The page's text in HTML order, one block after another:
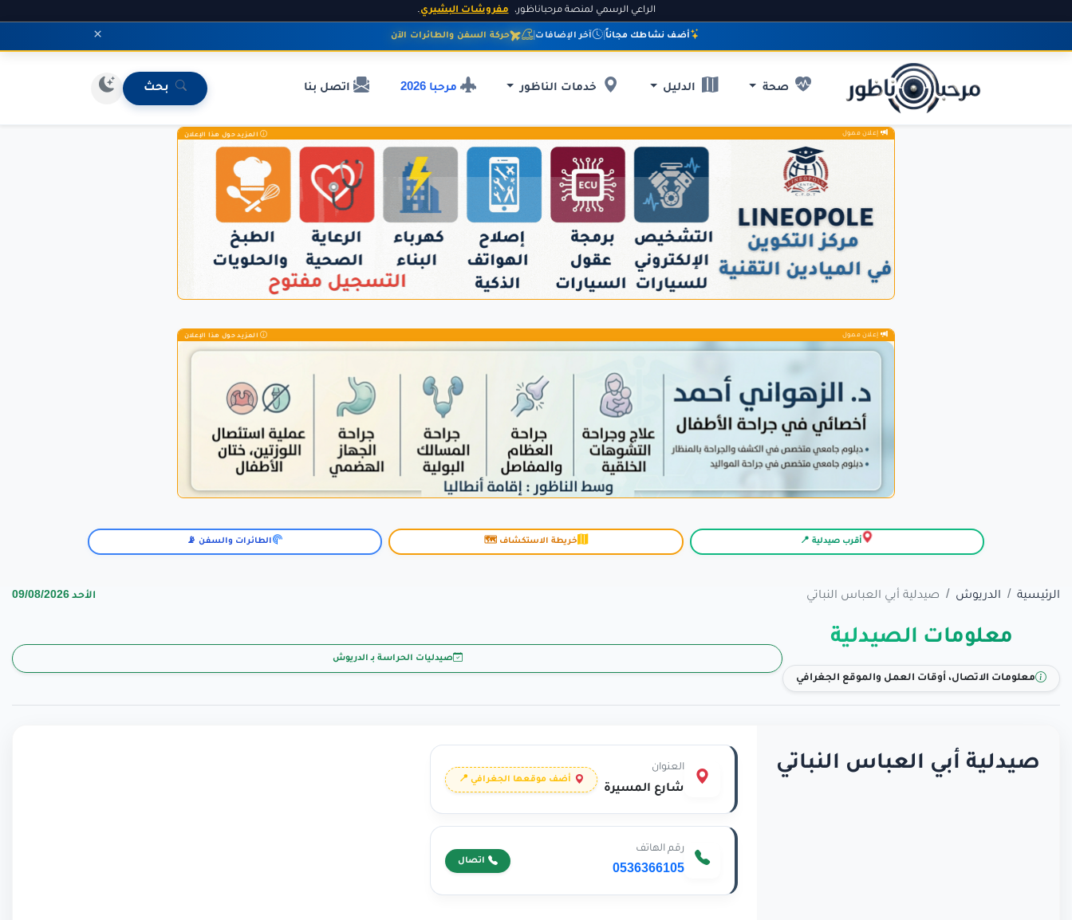
الراعي الرسمي لمنصة مرحباناظور، مفروشات البشيري.
أضف نشاطك مجاناً | آخر الإضافات | حركة السفن والطائرات الآن ×
صحة الدليل خدمات الناظور مرحبا 2026 اتصل بنا بحث
إعلان ممول المزيد حول هذا الإعلان
إعلان ممول المزيد حول هذا الإعلان
أقرب صيدلية 📍 خريطة الاستكشاف 🗺️ الطائرات والسفن 📡
الرئيسية الدريوش صيدلية أبي العباس النباتي الأحد 09/08/2026
معلومات الصيدلية
معلومات الاتصال، أوقات العمل والموقع الجغرافي
صيدليات الحراسة بـ الدريوش
صيدلية أبي العباس النباتي العنوان
شارع المسيرة
أضف موقعها الجغرافي 📍
رقم الهاتف
0536366105
اتصال